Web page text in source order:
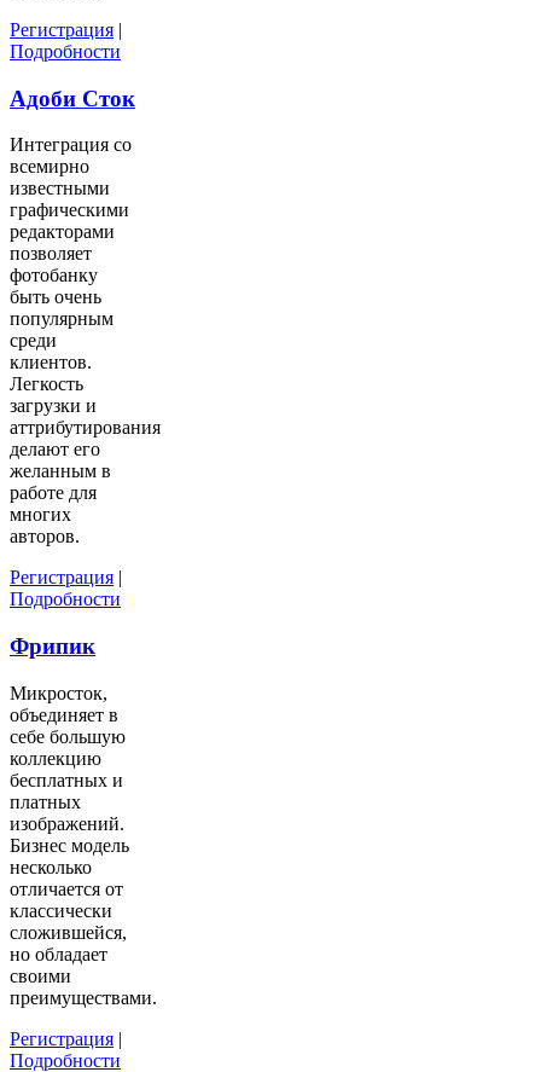
Регистрация |
Подробности
Адоби Сток
Интеграция со
всемирно
известными
графическими
редакторами
позволяет
фотобанку
быть очень
популярным
среди
клиентов.
Легкость
загрузки и
аттрибутирования
делают его
желанным в
работе для
многих
авторов.
Регистрация |
Подробности
Фрипик
Микросток,
объединяет в
себе большую
коллекцию
бесплатных и
платных
изображений.
Бизнес модель
несколько
отличается от
классически
сложившейся,
но обладает
своими
преимуществами.
Регистрация |
Подробности